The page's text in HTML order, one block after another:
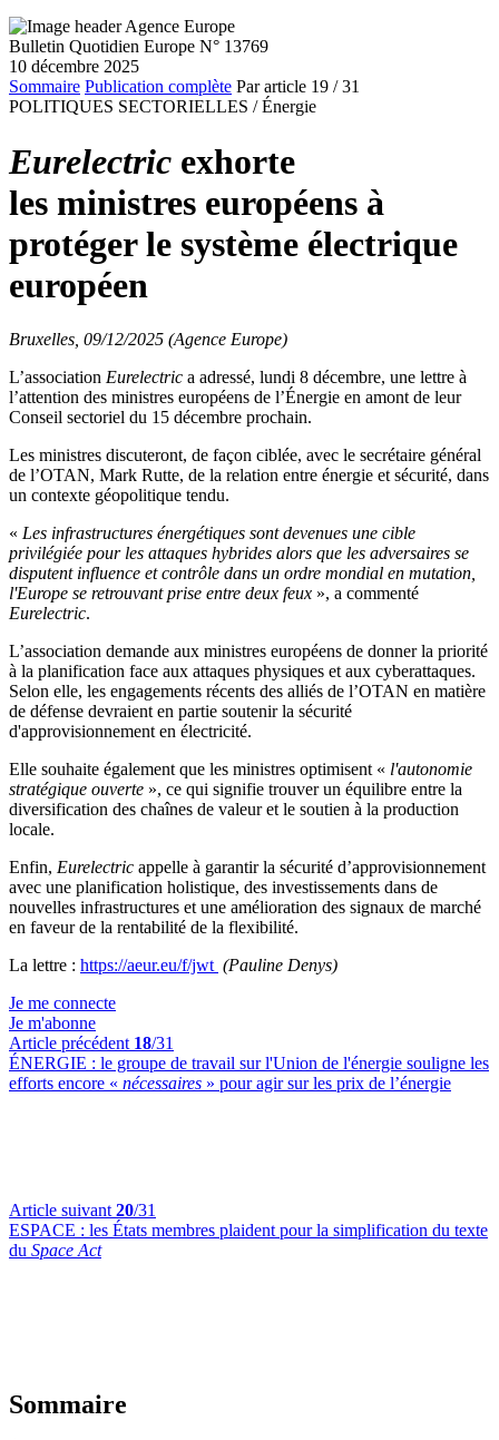
Bulletin Quotidien Europe N° 13769
10 décembre 2025
Sommaire Publication complète Par article 19 / 31
POLITIQUES SECTORIELLES / Énergie
Eurelectric exhorte
les ministres européens à
protéger le système électrique
européen
Bruxelles, 09/12/2025 (Agence Europe)
L’association Eurelectric a adressé, lundi 8 décembre, une lettre à
l’attention des ministres européens de l’Énergie en amont de leur
Conseil sectoriel du 15 décembre prochain.
Les ministres discuteront, de façon ciblée, avec le secrétaire général
de l’OTAN, Mark Rutte, de la relation entre énergie et sécurité, dans
un contexte géopolitique tendu.
« Les infrastructures énergétiques sont devenues une cible
privilégiée pour les attaques hybrides alors que les adversaires se
disputent influence et contrôle dans un ordre mondial en mutation,
l'Europe se retrouvant prise entre deux feux », a commenté
Eurelectric.
L’association demande aux ministres européens de donner la priorité
à la planification face aux attaques physiques et aux cyberattaques.
Selon elle, les engagements récents des alliés de l’OTAN en matière
de défense devraient en partie soutenir la sécurité
d'approvisionnement en électricité.
Elle souhaite également que les ministres optimisent « l'autonomie
stratégique ouverte », ce qui signifie trouver un équilibre entre la
diversification des chaînes de valeur et le soutien à la production
locale.
Enfin, Eurelectric appelle à garantir la sécurité d’approvisionnement
avec une planification holistique, des investissements dans de
nouvelles infrastructures et une amélioration des signaux de marché
en faveur de la rentabilité de la flexibilité.
La lettre : https://aeur.eu/f/jwt (Pauline Denys)
Je me connecte
Je m'abonne
Article précédent 18/31
ÉNERGIE : le groupe de travail sur l'Union de l'énergie souligne les
efforts encore « nécessaires » pour agir sur les prix de l’énergie
Article suivant 20/31
ESPACE : les États membres plaident pour la simplification du texte
du Space Act
Sommaire